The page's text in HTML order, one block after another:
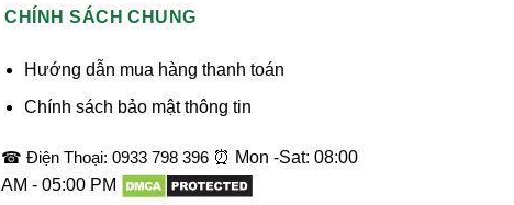
CHÍNH SÁCH CHUNG
Hướng dẫn mua hàng thanh toán
Chính sách bảo mật thông tin
☎ Điện Thoại: 0933 798 396 ⏰ Mon -Sat: 08:00
AM - 05:00 PM